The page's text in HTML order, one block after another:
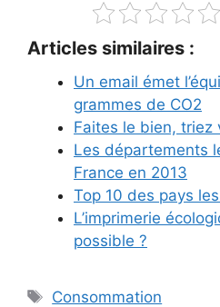
Articles similaires :
Un email émet
grammes de CO2
Faites le bien, triez
Les départements
France en 2013
Top 10 des pays
L’imprimerie
possible ?
Étiquettes
Consommation